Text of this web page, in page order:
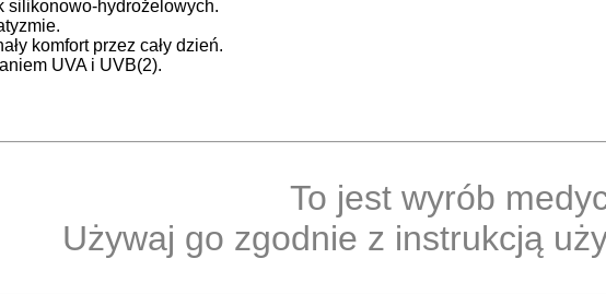
silikonowo-hydrożelowych.
komfort przez cały dzień.
UVA i UVB(2).
To jest wyrób
Używaj go zgodnie z instrukcją